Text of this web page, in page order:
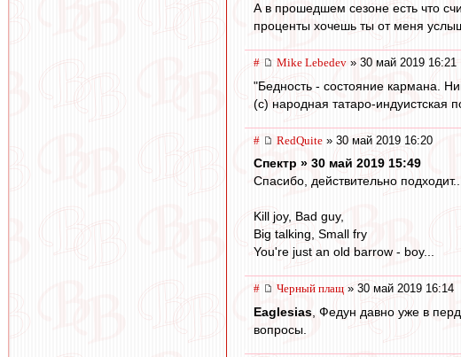
А в прошедшем сезоне есть что
проценты хочешь ты от меня
# Mike Lebedev » 30 май 2019 16:21
"Бедность - состояние кармана.
(с) народная татаро-индуистская
# RedQuite » 30 май 2019 16:20
Спектр » 30 май 2019 15:49
Спасибо, действительно подходит...
Kill joy, Bad guy,
Big talking, Small fry
You're just an old barrow - boy...
# Черный плащ » 30 май 2019 16:14
Eaglesias , Федун давно уже в
вопросы.